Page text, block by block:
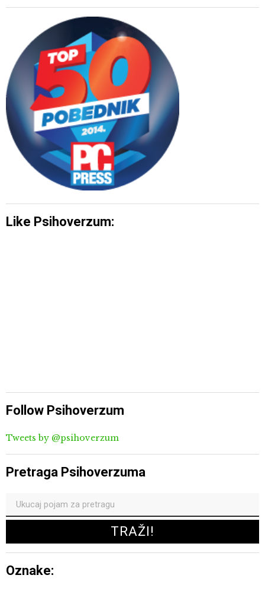
Like Psihoverzum:
Follow Psihoverzum
Tweets by @psihoverzum
Pretraga Psihoverzuma
Oznake: